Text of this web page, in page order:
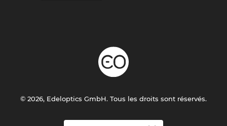
© 2026, Edeloptics GmbH. Tous les droits sont réservés.